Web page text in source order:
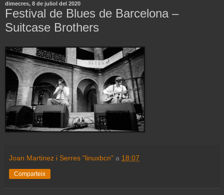
dimecres, 8 de juliol del 2020
Festival de Blues de Barcelona –
Suitcase Brothers
Joan Martinez i Serres "linuxbcn" a 18:07
Comparteix